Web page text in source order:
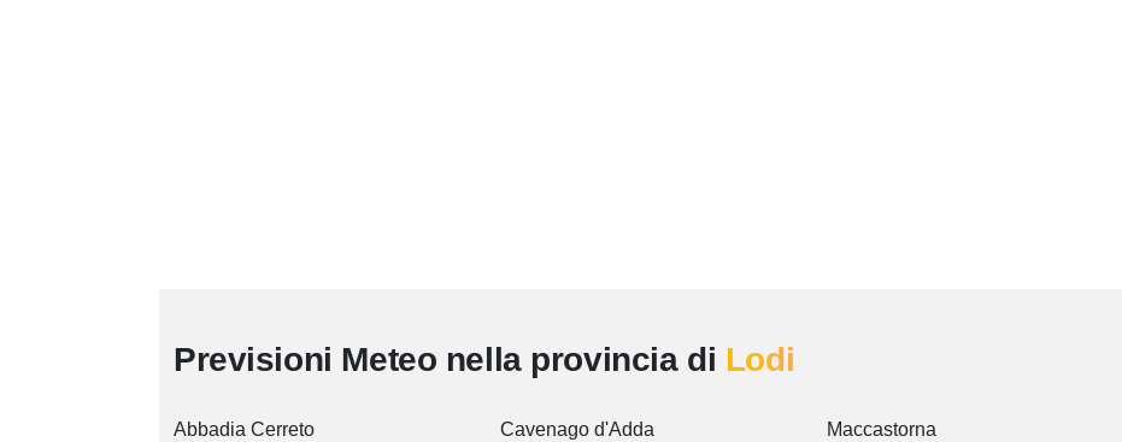
Previsioni Meteo nella provincia di Lodi
Abbadia Cerreto
Cavenago d'Adda
Maccastorna